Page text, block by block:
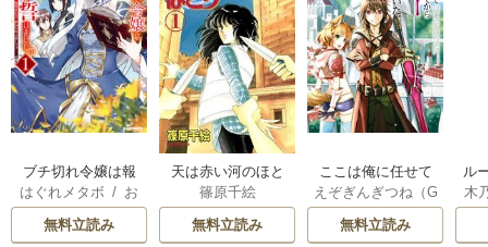
ブチ切れ令嬢は報
復を誓いました。
はぐれメタボ / お
おのいも /
無料立読み
天は赤い河のほと
り
篠原千絵
無料立読み
ここは俺に任せて
先に行けと言って
から10年がたった
ら伝説になってい
えぞぎんぎつね（G
Aノベル／SBクリ
エイティブ刊）
無料立読み
ル
令
木